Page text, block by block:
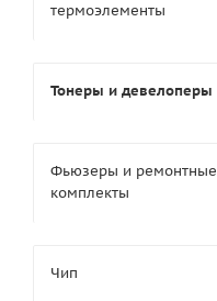
термоэлементы
Тонеры и девелоперы
Фьюзеры и ремонтные
комплекты
Чип